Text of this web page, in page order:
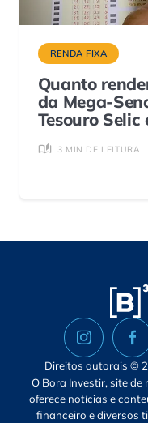
RENDA FIXA
Quanto
da Mega-
Tesouro Selic
3 MIN DE LEITURA
Direitos autorais ©
O Bora Investir, site
oferece notícias e
financeiro e diversos